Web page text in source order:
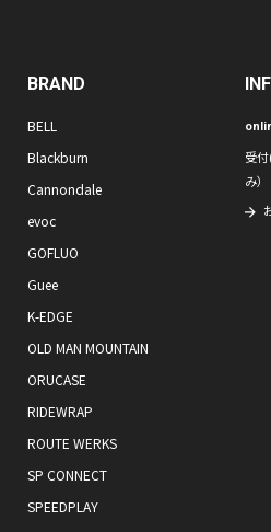
BRAND
BELL
Blackburn
Cannondale
evoc
GOFLUO
Guee
K-EDGE
OLD MAN MOUNTAIN
ORUCASE
RIDEWRAP
ROUTE WERKS
SP CONNECT
SPEEDPLAY
受
み）